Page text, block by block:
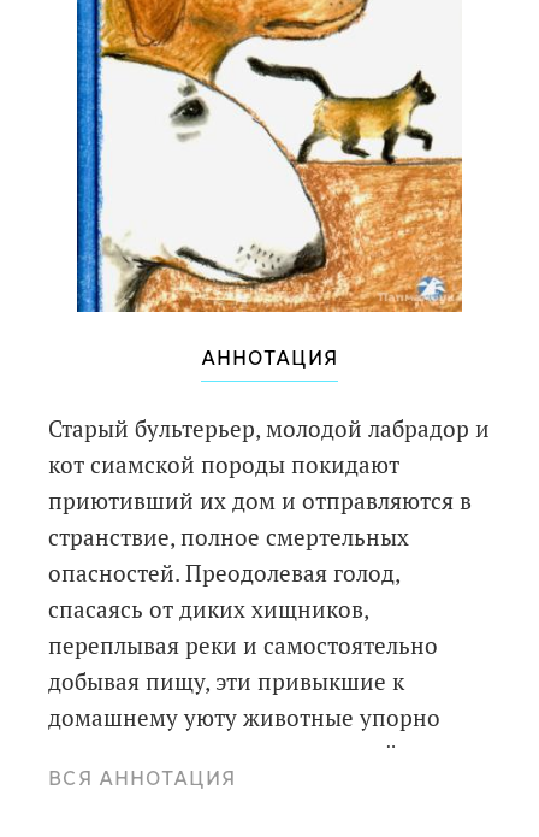
АННОТАЦИЯ
Старый бультерьер, молодой лабрадор и
кот сиамской породы покидают
приютивший их дом и отправляются в
странствие, полное смертельных
опасностей. Преодолевая голод,
спасаясь от диких хищников,
переплывая реки и самостоятельно
добывая пищу, эти привыкшие к
домашнему уюту животные упорно
идут через глухие и малонаселённые
территории Канады к цели, о которой
ВСЯ АННОТАЦИЯ